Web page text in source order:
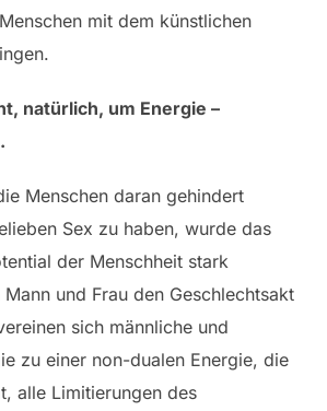
mit dem künstlichen
natürlich, um Energie –
Menschen daran gehindert
Sex zu haben, wurde das
der Menschheit stark
und Frau den Geschlechtsakt
sich männliche und
zu einer non-dualen Energie, die
alle Limitierungen des